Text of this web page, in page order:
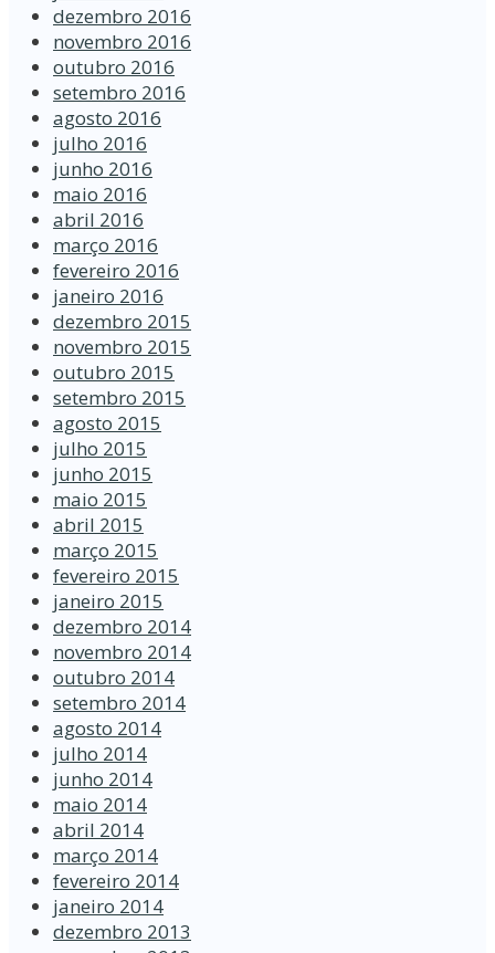
dezembro 2016
novembro 2016
outubro 2016
setembro 2016
agosto 2016
julho 2016
junho 2016
maio 2016
abril 2016
março 2016
fevereiro 2016
janeiro 2016
dezembro 2015
novembro 2015
outubro 2015
setembro 2015
agosto 2015
julho 2015
junho 2015
maio 2015
abril 2015
março 2015
fevereiro 2015
janeiro 2015
dezembro 2014
novembro 2014
outubro 2014
setembro 2014
agosto 2014
julho 2014
junho 2014
maio 2014
abril 2014
março 2014
fevereiro 2014
janeiro 2014
dezembro 2013